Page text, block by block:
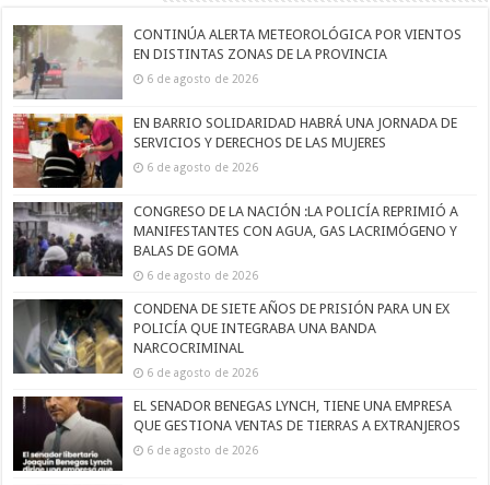
CONTINÚA ALERTA METEOROLÓGICA POR VIENTOS
EN DISTINTAS ZONAS DE LA PROVINCIA
6 de agosto de 2026
EN BARRIO SOLIDARIDAD HABRÁ UNA JORNADA DE
SERVICIOS Y DERECHOS DE LAS MUJERES
6 de agosto de 2026
CONGRESO DE LA NACIÓN :LA POLICÍA REPRIMIÓ A
MANIFESTANTES CON AGUA, GAS LACRIMÓGENO Y
BALAS DE GOMA
6 de agosto de 2026
CONDENA DE SIETE AÑOS DE PRISIÓN PARA UN EX
POLICÍA QUE INTEGRABA UNA BANDA
NARCOCRIMINAL
6 de agosto de 2026
EL SENADOR BENEGAS LYNCH, TIENE UNA EMPRESA
QUE GESTIONA VENTAS DE TIERRAS A EXTRANJEROS
6 de agosto de 2026